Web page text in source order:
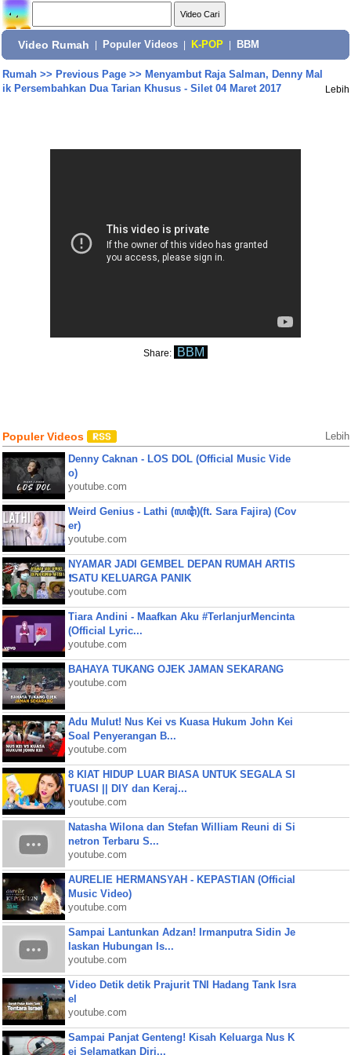
Video Rumah Populer Videos K-POP BBM
Rumah>> Previous Page>> Menyambut Raja Salman, Denny Mal
ik Persembahkan Dua Tarian Khusus - Silet 04 Maret 2017
Lebih
Share: BBM
Populer Videos Lebih
Denny Caknan - LOS DOL (Official Music Vide
o)
youtube.com
Weird Genius - Lathi (ꦭꦛꦶ)(ft. Sara Fajira) (Cov
er)
youtube.com
NYAMAR JADI GEMBEL DEPAN RUMAH ARTIS
❗SATU KELUARGA PANIK
youtube.com
Tiara Andini - Maafkan Aku #TerlanjurMencinta
(Official Lyric...
youtube.com
BAHAYA TUKANG OJEK JAMAN SEKARANG
youtube.com
Adu Mulut! Nus Kei vs Kuasa Hukum John Kei
Soal Penyerangan B...
youtube.com
8 KIAT HIDUP LUAR BIASA UNTUK SEGALA SI
TUASI || DIY dan Keraj...
youtube.com
Natasha Wilona dan Stefan William Reuni di Si
netron Terbaru S...
youtube.com
AURELIE HERMANSYAH - KEPASTIAN (Official
Music Video)
youtube.com
Sampai Lantunkan Adzan! Irmanputra Sidin Je
laskan Hubungan Is...
youtube.com
Video Detik detik Prajurit TNI Hadang Tank Isra
el
youtube.com
Sampai Panjat Genteng! Kisah Keluarga Nus K
ei Selamatkan Diri...